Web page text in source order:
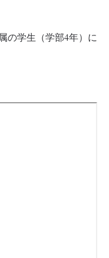
の学生（学部4年）に